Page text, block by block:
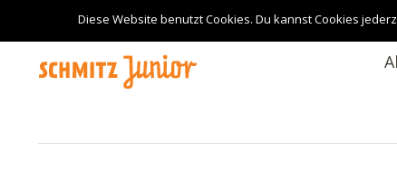
Diese Website benutzt Cookies. Du kannst Cookies